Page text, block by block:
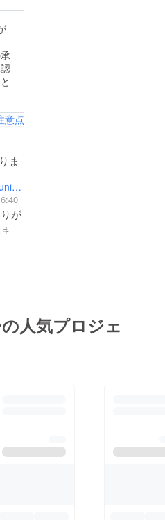
。
り
だ
ろ
ま
加
月
形
。
育
す
保
生
実
。
で
いた
報
ま
預
真
に
ん
く
意点
ま
ラ
の
fluffy communications
が
ま人気プロジェ